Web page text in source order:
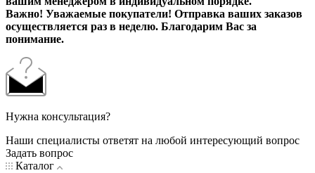
Важно! Уважаемые покупатели! Отправка ваших заказов
осуществляется раз в неделю. Благодарим Вас за
понимание.
Нужна консультация?
Наши специалисты ответят на любой интересующий вопрос
Задать вопрос
Каталог